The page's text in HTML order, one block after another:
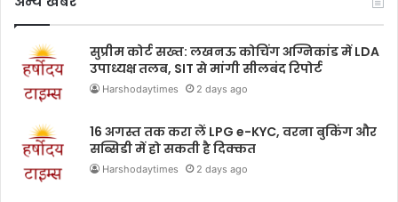
सुप्रीम कोर्ट सख्त: लखनऊ कोचिंग अग्निकांड में LDA
उपाध्यक्ष तलब, SIT से मांगी सीलबंद रिपोर्ट
Harshodaytimes 2 days ago
16 अगस्त तक करा लें LPG e-KYC, वरना बुकिंग और
सब्सिडी में हो सकती है दिक्कत
Harshodaytimes 2 days ago